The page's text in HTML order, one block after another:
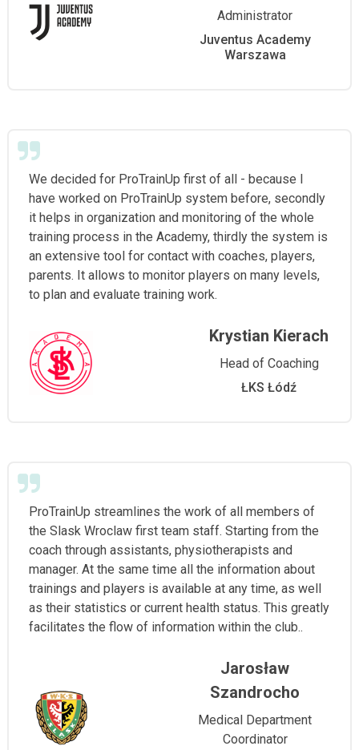
Administrator
Juventus Academy
Warszawa
We decided for ProTrainUp first of all - because I
have worked on ProTrainUp system before, secondly
it helps in organization and monitoring of the whole
training process in the Academy, thirdly the system is
an extensive tool for contact with coaches, players,
parents. It allows to monitor players on many levels,
to plan and evaluate training work.
Krystian Kierach
Head of Coaching
ŁKS Łódź
ProTrainUp streamlines the work of all members of
the Slask Wroclaw first team staff. Starting from the
coach through assistants, physiotherapists and
manager. At the same time all the information about
trainings and players is available at any time, as well
as their statistics or current health status. This greatly
facilitates the flow of information within the club..
Jarosław
Szandrocho
Medical Department
Coordinator